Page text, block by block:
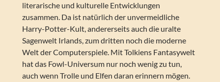
literarische und kulturelle Entwicklungen
zusammen. Da ist natürlich der unvermeidliche
Harry-Potter-Kult, andererseits auch die uralte
Sagenwelt Irlands, zum dritten noch die moderne
Welt der Computerspiele. Mit Tolkiens Fantasywelt
hat das Fowl-Universum nur noch wenig zu tun,
auch wenn Trolle und Elfen daran erinnern mögen.